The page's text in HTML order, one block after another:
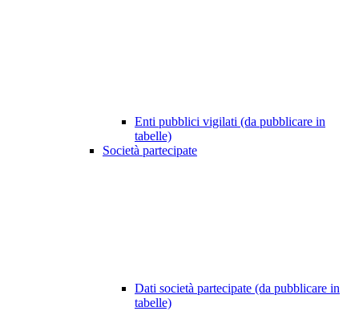
Enti pubblici vigilati (da pubblicare in
tabelle)
Società partecipate
Dati società partecipate (da pubblicare in
tabelle)